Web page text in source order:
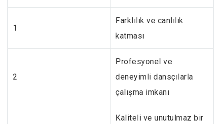
1
Farklılık ve canlılık
katması
2
Profesyonel ve
deneyimli dansçılarla
çalışma imkanı
Kaliteli ve unutulmaz bir